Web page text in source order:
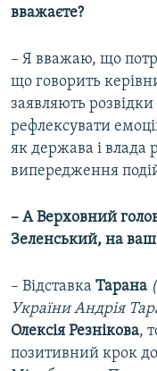
вважаєте?
– Я вважаю, що
що говорить
заявляють
рефлексувати
як держава і влада
випередження
– А Верховний
Зеленський, на ваш
– Відставка Тарана
України Андрія
Олексія Резнікова,
позитивний крок до